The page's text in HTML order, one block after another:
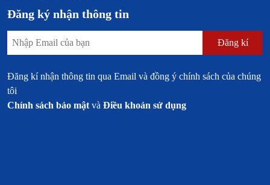
Đăng ký nhận thông tin
Đăng kí
Đăng kí nhận thông tin qua Email và đồng ý chính sách của chúng
tôi
Chính sách bảo mật và Điều khoản sử dụng